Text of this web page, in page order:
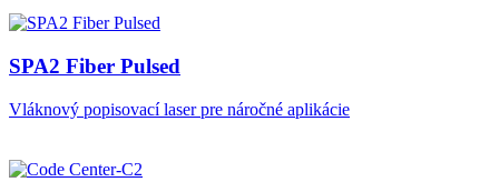
SPA2 Fiber Pulsed
Vláknový popisovací laser pre náročné aplikácie